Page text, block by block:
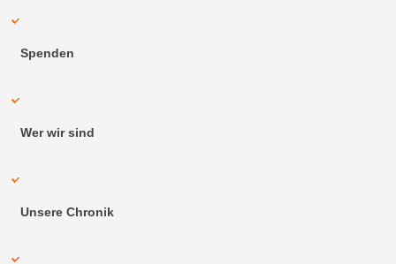
Spenden
Wer wir sind
Unsere Chronik